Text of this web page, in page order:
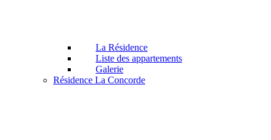
La Résidence
Liste des appartements
Galerie
Résidence La Concorde